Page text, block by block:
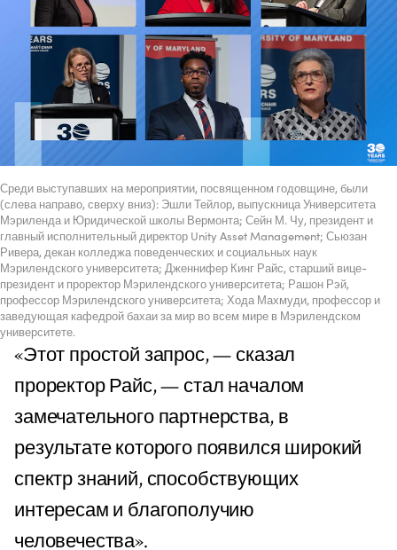
Среди выступавших на мероприятии, посвященном годовщине, были
(слева направо, сверху вниз): Эшли Тейлор, выпускница Университета
Мэриленда и Юридической школы Вермонта; Сейн М. Чу, президент и
главный исполнительный директор Unity Asset Management; Сьюзан
Ривера, декан колледжа поведенческих и социальных наук
Мэрилендского университета; Дженнифер Кинг Райс, старший вице-
президент и проректор Мэрилендского университета; Рашон Рэй,
профессор Мэрилендского университета; Хода Махмуди, профессор и
заведующая кафедрой бахаи за мир во всем мире в Мэрилендском
университете.
«Этот простой запрос, — сказал
проректор Райс, — стал началом
замечательного партнерства, в
результате которого появился широкий
спектр знаний, способствующих
интересам и благополучию
человечества».